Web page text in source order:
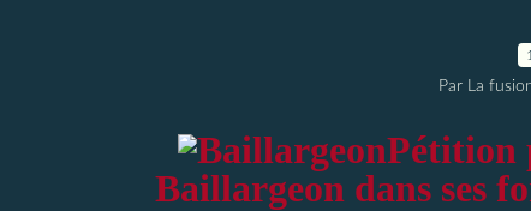
Par La
Pétition
Baillargeon dans ses